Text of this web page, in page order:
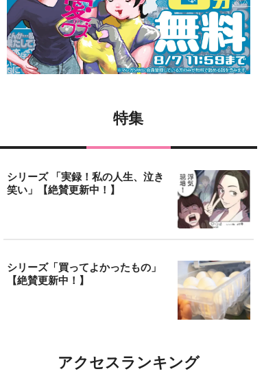
特集
シリーズ 「実録！私の人生、泣き
笑い」【絶賛更新中！】
シリーズ「買ってよかったもの」
【絶賛更新中！】
アクセスランキング